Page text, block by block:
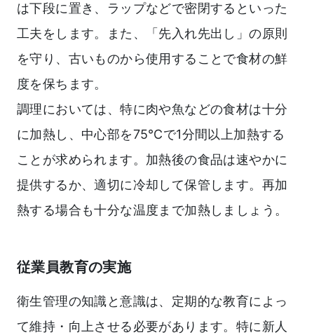
は下段に置き、ラップなどで密閉するといった
工夫をします。また、「先入れ先出し」の原則
を守り、古いものから使用することで食材の鮮
度を保ちます。
調理においては、特に肉や魚などの食材は十分
に加熱し、中心部を75℃で1分間以上加熱する
ことが求められます。加熱後の食品は速やかに
提供するか、適切に冷却して保管します。再加
熱する場合も十分な温度まで加熱しましょう。
従業員教育の実施
衛生管理の知識と意識は、定期的な教育によっ
て維持・向上させる必要があります。特に新人